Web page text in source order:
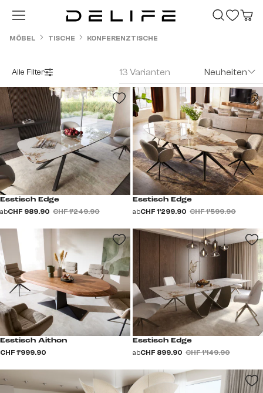
Zum Hauptinhalt springen
MÖBEL TISCHE KONFERENZTISCHE
Alle Filter 13 Varianten Neuheiten
Esstisch Edge
abCHF 989.90 CHF 1’249.90
Esstisch Edge
abCHF 1’299.90 CHF 1’599.90
Esstisch Aithon
CHF 1’999.90
Esstisch Edge
abCHF 899.90 CHF 1’149.90